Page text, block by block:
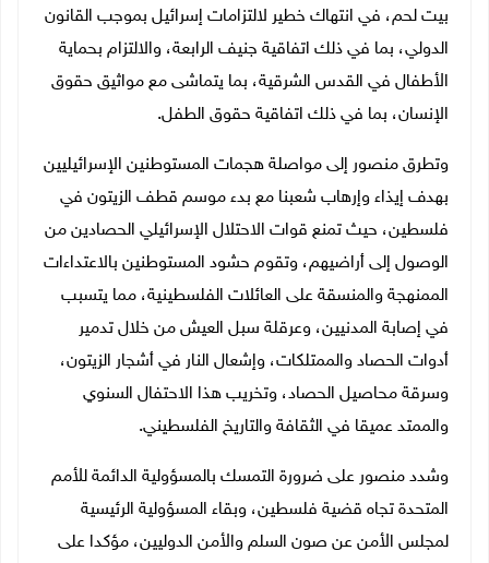
بيت لحم، في انتهاك خطير لالتزامات إسرائيل بموجب القانون
الدولي، بما في ذلك اتفاقية جنيف الرابعة، والالتزام بحماية
الأطفال في القدس الشرقية، بما يتماشى مع مواثيق حقوق
الإنسان، بما في ذلك اتفاقية حقوق الطفل.
وتطرق منصور إلى مواصلة هجمات المستوطنين الإسرائيليين
بهدف إيذاء وإرهاب شعبنا مع بدء موسم قطف الزيتون في
فلسطين، حيث تمنع قوات الاحتلال الإسرائيلي الحصادين من
الوصول إلى أراضيهم، وتقوم حشود المستوطنين بالاعتداءات
الممنهجة والمنسقة على العائلات الفلسطينية، مما يتسبب
في إصابة المدنيين، وعرقلة سبل العيش من خلال تدمير
أدوات الحصاد والممتلكات، وإشعال النار في أشجار الزيتون،
وسرقة محاصيل الحصاد، وتخريب هذا الاحتفال السنوي
والممتد عميقا في الثقافة والتاريخ الفلسطيني.
وشدد منصور على ضرورة التمسك بالمسؤولية الدائمة للأمم
المتحدة تجاه قضية فلسطين، وبقاء المسؤولية الرئيسية
لمجلس الأمن عن صون السلم والأمن الدوليين، مؤكدا على